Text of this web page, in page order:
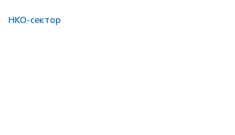
· НКО-сектор